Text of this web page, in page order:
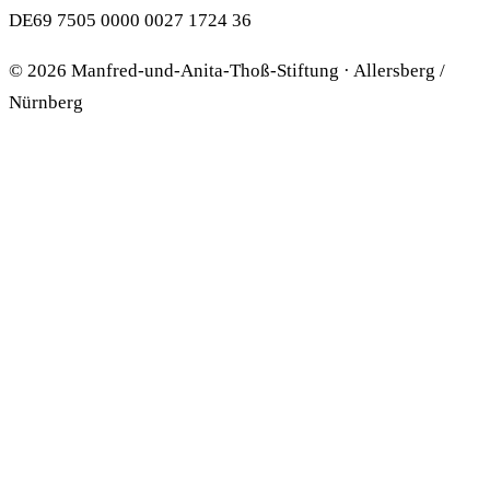
DE69 7505 0000 0027 1724 36
© 2026 Manfred-und-Anita-Thoß-Stiftung · Allersberg /
Nürnberg